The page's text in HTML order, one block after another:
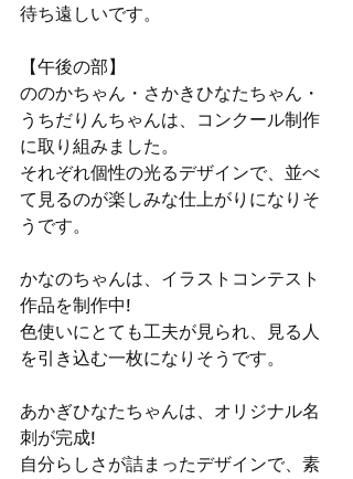
待ち遠しいです。
【午後の部】
ののかちゃん・さかきひなたちゃん・
うちだりんちゃんは、コンクール制作
に取り組みました。
それぞれ個性の光るデザインで、並べ
て見るのが楽しみな仕上がりになりそ
うです。
かなのちゃんは、イラストコンテスト
作品を制作中!
色使いにとても工夫が見られ、見る人
を引き込む一枚になりそうです。
あかぎひなたちゃんは、オリジナル名
刺が完成!
自分らしさが詰まったデザインで、素